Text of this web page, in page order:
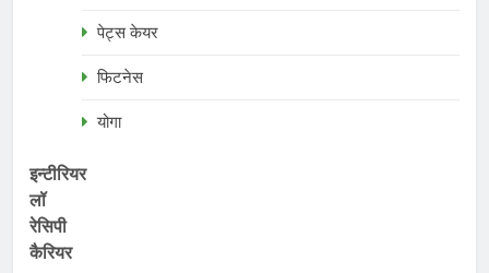
पेट्स केयर
फिटनेस
योगा
इन्टीरियर
लॉ
रेसिपी
कैरियर